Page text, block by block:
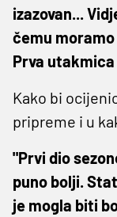
izazovan...
čemu
Prva
Kako bi
pripreme i u
"Prvi dio
puno bolji.
je mogla biti